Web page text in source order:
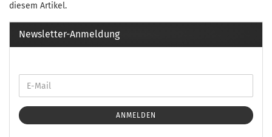
diesem Artikel.
Newsletter-Anmeldung
ANMELDEN